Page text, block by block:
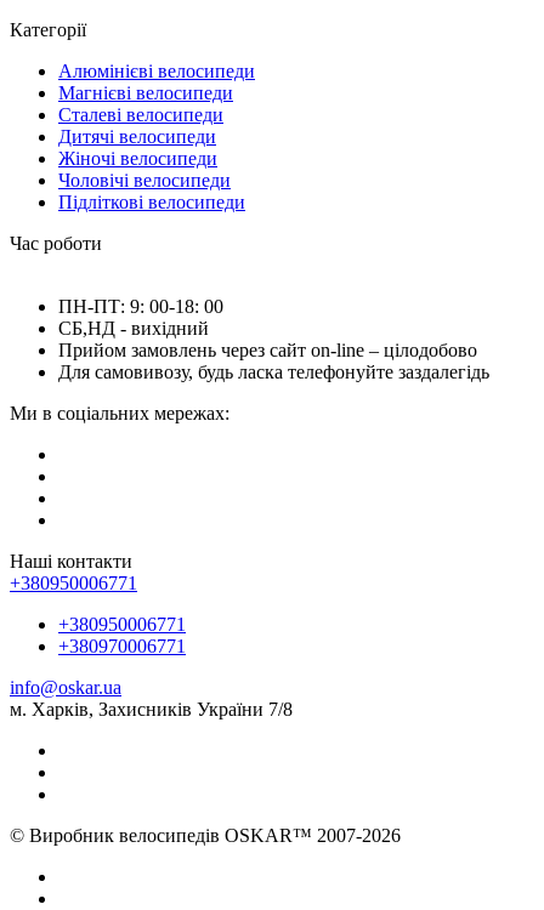
Категорії
Алюмінієві велосипеди
Магнієві велосипеди
Сталеві велосипеди
Дитячі велосипеди
Жіночі велосипеди
Чоловічі велосипеди
Підліткові велосипеди
Час роботи
ПН-ПТ: 9: 00-18: 00
СБ,НД - вихідний
Прийом замовлень через сайт on-line – цілодобово
Для самовивозу, будь ласка телефонуйте заздалегідь
Ми в соціальних мережах:
Наші контакти
+380950006771
+380950006771
+380970006771
info@oskar.ua
м. Харків, Захисників України 7/8
© Виробник велосипедів OSKAR™ 2007-2026